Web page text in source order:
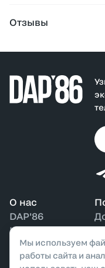
Отзывы
О нас
DAP'86
Контакты
Наши магазины
Мы используем
работы сайта и